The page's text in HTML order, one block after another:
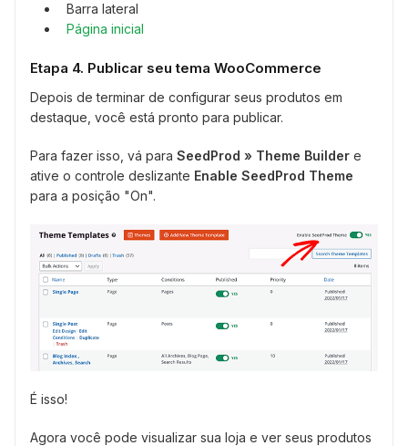
Barra lateral
Página inicial
Etapa 4. Publicar seu tema WooCommerce
Depois de terminar de configurar seus produtos em
destaque, você está pronto para publicar.
Para fazer isso, vá para SeedProd » Theme Builder e
ative o controle deslizante Enable SeedProd Theme
para a posição "On".
É isso!
Agora você pode visualizar sua loja e ver seus produtos